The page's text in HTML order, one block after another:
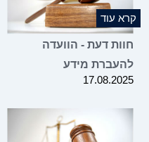
עוד
דעת - הוועדה
מידע